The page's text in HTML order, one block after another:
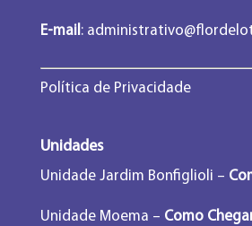
E-mail:
Política de Privacidade
Unidades
Unidade Jardim Bonfiglioli –
Unidade Moema – Como